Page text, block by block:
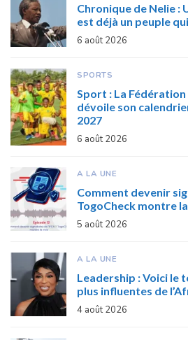
Chronique de Nelie :
est déjà un peuple
6 août 2026
SPORTS
Sport : La
dévoile son
2027
6 août 2026
A LA UNE
Comment devenir
TogoCheck montre
5 août 2026
A LA UNE
Leadership : Voici le
plus influentes de
4 août 2026